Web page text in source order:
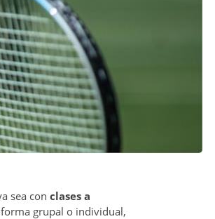
sea con clases a
grupal o individual,